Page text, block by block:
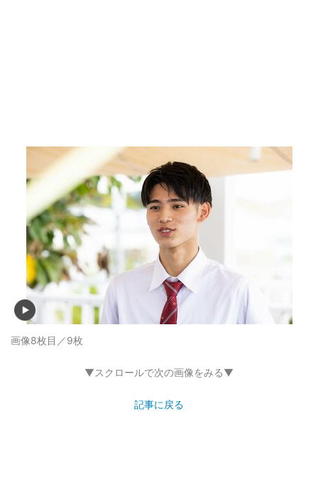
画像8枚目／9枚
▼スクロールで次の画像をみる▼
記事に戻る